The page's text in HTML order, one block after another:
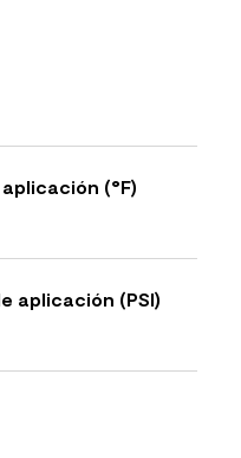
(°F)
aplicación (PSI)